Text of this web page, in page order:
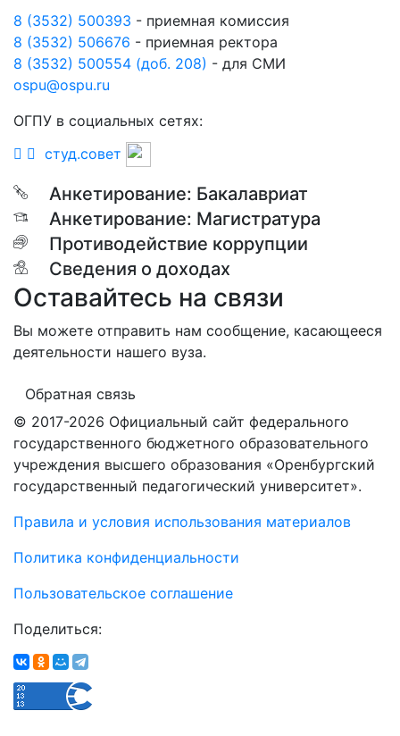
8 (3532) 500393 - приемная комиссия
8 (3532) 506676 - приемная ректора
8 (3532) 500554 (доб. 208) - для СМИ
ospu@ospu.ru
ОГПУ в социальных сетях:
студ.совет
Анкетирование: Бакалавриат
Анкетирование: Магистратура
Противодействие коррупции
Сведения о доходах
Оставайтесь на связи
Вы можете отправить нам сообщение, касающееся
деятельности нашего вуза.
Обратная связь
© 2017-2026 Официальный сайт федерального
государственного бюджетного образовательного
учреждения высшего образования «Оренбургский
государственный педагогический университет».
Правила и условия использования материалов
Политика конфиденциальности
Пользовательское соглашение
Поделиться: